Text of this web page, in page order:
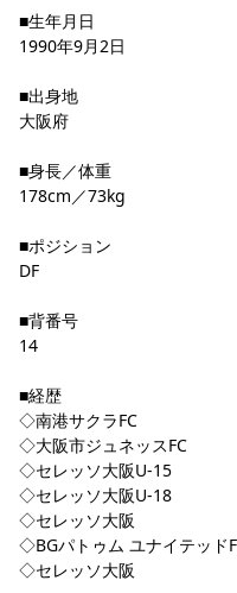
YANMAR HANASAKA STADIUM
DAZNで観戦
アウェイツアー
アウェイツアー
よくある質問
Lise（ライセンスビジネス）
サステナビリティ
サステナビリティポリシー
活動レポート
スポーツクラブ
スポーツクラブ
関連団体/施設
セレッソ大阪アカデミー
すべて チーム
アカデミー
■生年月日
1990年9月2日
■出身地
大阪府
■身長／体重
178cm／73kg
■ポジション
DF
■背番号
14
■経歴
◇南港サクラFC
◇大阪市ジュネッスFC
◇セレッソ大阪U-15
◇セレッソ大阪U-18
◇セレッソ大阪
◇BGパトゥム ユナイテッド
◇セレッソ大阪